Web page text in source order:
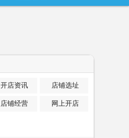
开店资讯 店铺选址
店铺经营 网上开店